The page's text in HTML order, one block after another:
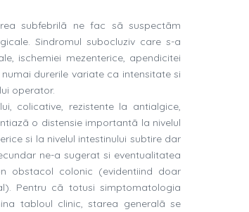
subfebrilã ne fac sã suspectãm
Sindromul subocluziv care s-a
ischemiei mezenterice, apendicitei
durerile variate ca intensitate si
operator.
colicative, rezistente la antialgice,
o distensie importantã la nivelul
si la nivelul intestinului subtire dar
ne-a sugerat si eventualitatea
obstacol colonic (evidentiind doar
Pentru cã totusi simptomatologia
tabloul clinic, starea generalã se